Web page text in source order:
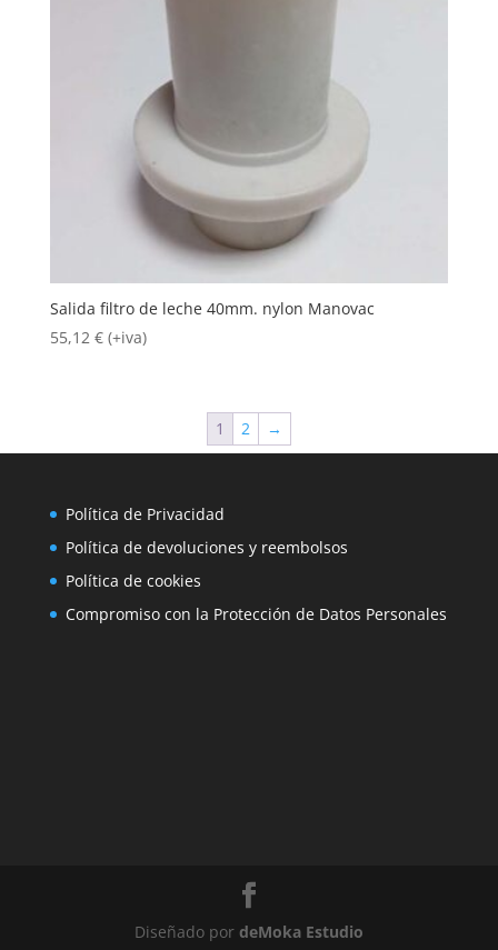
Salida filtro de leche 40mm. nylon Manovac
55,12 € (+iva)
1 2 →
Política de Privacidad
Política de devoluciones y reembolsos
Política de cookies
Compromiso con la Protección de Datos Personales
Diseñado por deMoka Estudio